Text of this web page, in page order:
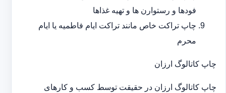
فودها و رستوارن ها و تهیه غذاها
چاپ تراکت خاص مانند تراکت ایام فاطمیه یا ایام
محرم
چاپ کاتالوگ ارزان
چاپ کاتالوگ ارزان در حقیقت توسط کسب و کارهای